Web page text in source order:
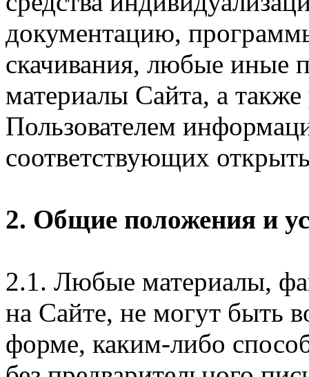
документацию,
скачивания, любые иные
материалы Сайта, а
Пользователем
соответствующих
2. Общие положения и
2.1. Любые материалы,
на Сайте, не могут быть
форме, каким-либо